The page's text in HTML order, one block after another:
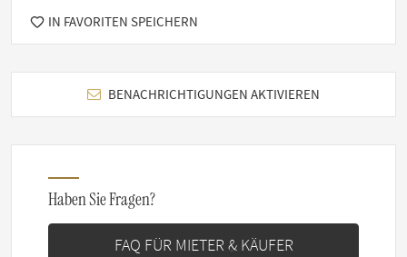
IN FAVORITEN SPEICHERN
BENACHRICHTIGUNGEN AKTIVIEREN
Haben Sie Fragen?
FAQ FÜR MIETER & KÄUFER